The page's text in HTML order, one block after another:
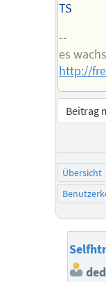
TS
--
es
http://
Beitrag
Übersicht